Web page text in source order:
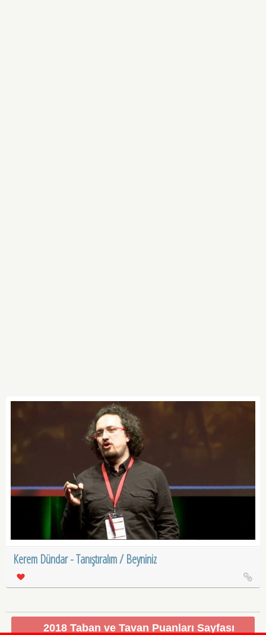
Kerem Dündar - Tanıştıralım / Beyniniz
2018 Taban ve Tavan Puanları Sayfası